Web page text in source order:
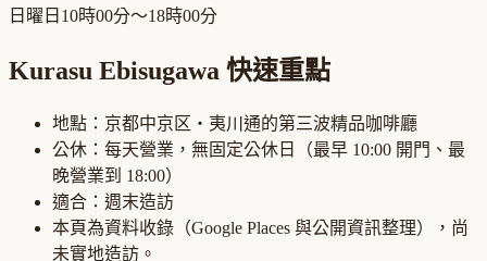
日曜日 10時00分～18時00分
Kurasu Ebisugawa 快速重點
地點： 京都中京区・夷川通的第三波精品咖啡廳
公休： 每天營業，無固定公休日 （最早 10:00 開門、最
晚營業到 18:00）
適合： 週末造訪
本頁為資料收錄（Google Places 與公開資訊整理），尚
未實地造訪。